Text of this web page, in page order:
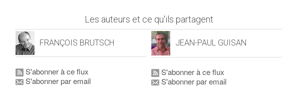
Les auteurs et ce qu'ils partagent
FRANÇOIS BRUTSCH
S'abonner à ce flux
S'abonner par email
JEAN-PAUL GUISAN
S'abonner à ce flux
S'abonner par email